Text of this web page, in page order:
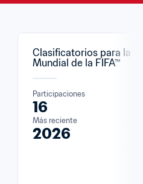
Clasificatorios para la
Mundial de la FIFA™
Participaciones
16
Más reciente
2026